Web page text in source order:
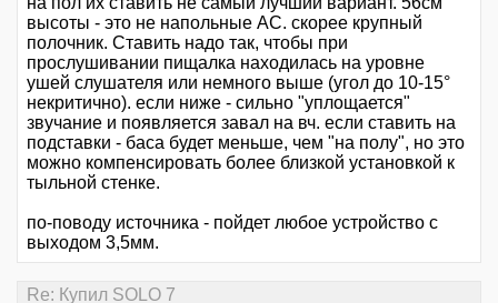
высоты - это не напольные АС. скорее крупный
полочник. Ставить надо так, чтобы при
прослушивании пищалка находилась на уровне
ушей слушателя или немного выше (угол до 10-15°
некритично). если ниже - сильно "уплощается"
звучание и появляется завал на вч. если ставить на
подставки - баса будет меньше, чем "на полу", но это
можно компенсировать более близкой установкой к
тыльной стенке.
по-поводу источника - пойдет любое устройство с
выходом 3,5мм.
Re: Купил SOLO 7